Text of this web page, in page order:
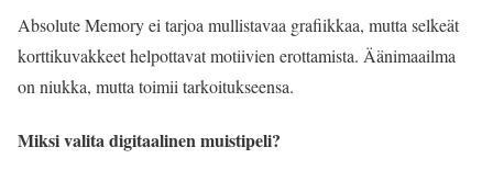
Absolute Memory ei tarjoa mullistavaa grafiikkaa, mutta selkeät
korttikuvakkeet helpottavat motiivien erottamista. Äänimaailma
on niukka, mutta toimii tarkoitukseensa.
Miksi valita digitaalinen muistipeli?